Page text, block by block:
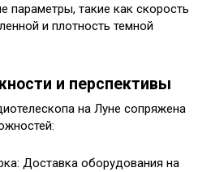
параметры, такие как скорость
и плотность темной
и перспективы
на Луне сопряжена
Доставка оборудования на